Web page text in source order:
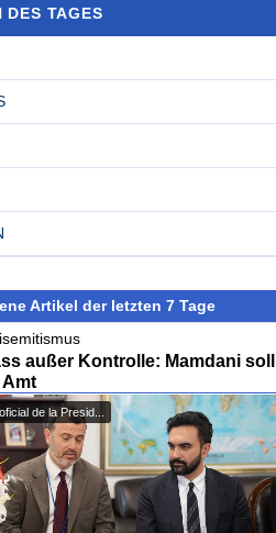
DES TAGES
Artikel der letzten 7 Tage
außer Kontrolle: Mamdani soll
de la Presid...